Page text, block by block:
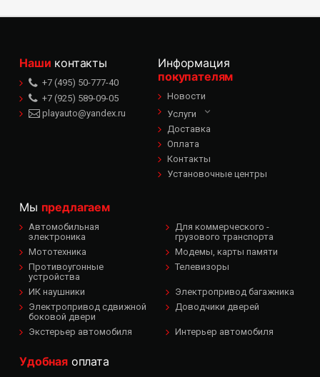
Наши контакты
+7 (495) 50-777-40
+7 (925) 589-09-05
playauto@yandex.ru
Информация
покупателям
Новости
Услуги
Доставка
Оплата
Контакты
Установочные центры
Мы предлагаем
Автомобильная
электроника
Для коммерческого -
грузового транспорта
Мототехника
Модемы, карты памяти
Противоугонные
устройства
Телевизоры
ИК наушники
Электропривод багажника
Электропривод сдвижной
боковой двери
Доводчики дверей
Экстерьер автомобиля Интерьер автомобиля
Удобнаяоплата